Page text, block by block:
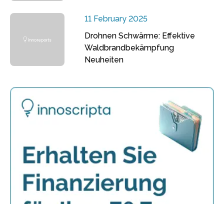
11 February 2025
Drohnen Schwärme: Effektive
Waldbrandbekämpfung
Neuheiten